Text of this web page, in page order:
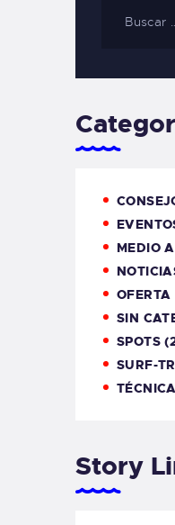
MEDIO
OFERTA
SIN
SPOTS
SURF-
TÉCNICA
Story